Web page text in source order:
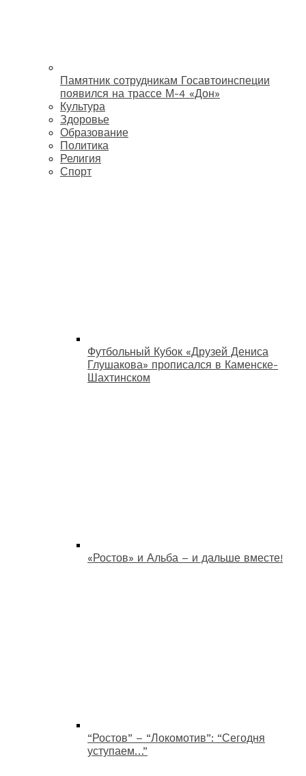
Памятник сотрудникам Госавтоинспеции
появился на трассе М-4 «Дон»
Культура
Здоровье
Образование
Политика
Религия
Спорт
Футбольный Кубок «Друзей Дениса
Глушакова» прописался в Каменске-
Шахтинском
«Ростов» и Альба – и дальше вместе!
“Ростов” – “Локомотив”: “Сегодня
уступаем…”